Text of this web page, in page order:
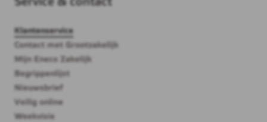
Klantenservice
Contact met Grootzakelijk
Mijn Eneco Zakelijk
Begrippenlijst
Nieuwsbrief
Veilig online
Weekvisie